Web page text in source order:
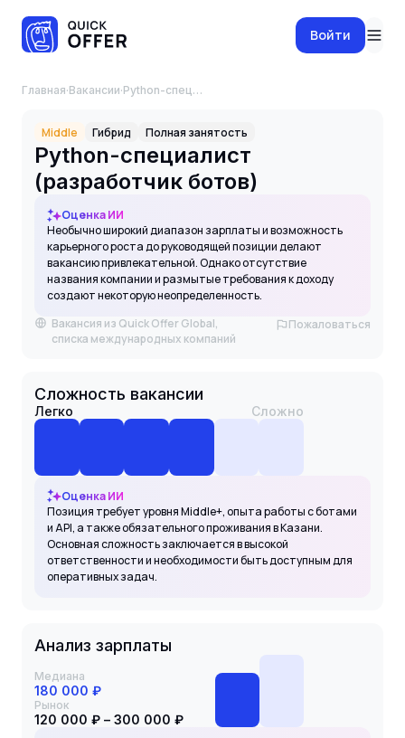
Войти
Главная·Вакансии· Python-специалист (разработчик ботов)
Middle Гибрид Полная занятость
Python-специалист
(разработчик ботов)
Оценка ИИ
Необычно широкий диапазон зарплаты и возможность
карьерного роста до руководящей позиции делают
вакансию привлекательной. Однако отсутствие
названия компании и размытые требования к доходу
создают некоторую неопределенность.
Вакансия из Quick Offer Global,
списка международных компаний
Пожаловаться
Сложность вакансии
Легко Сложно
Оценка ИИ
Позиция требует уровня Middle+, опыта работы с ботами
и API, а также обязательного проживания в Казани.
Основная сложность заключается в высокой
ответственности и необходимости быть доступным для
оперативных задач.
Анализ зарплаты
Медиана
180 000 ₽
Рынок
120 000 ₽ – 300 000 ₽